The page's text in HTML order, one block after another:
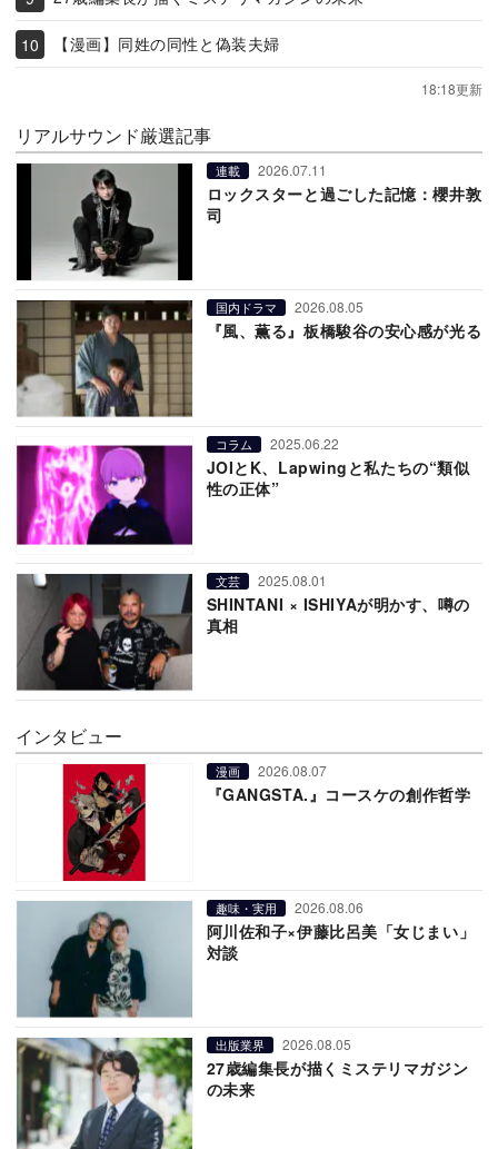
【漫画】同姓の同性と偽装夫婦
18:18更新
リアルサウンド厳選記事
連載 2026.07.11
ロックスターと過ごした記憶：櫻井敦
司
国内ドラマ 2026.08.05
『風、薫る』板橋駿谷の安心感が光る
コラム 2025.06.22
JOIとK、Lapwingと私たちの“類似
性の正体”
文芸 2025.08.01
SHINTANI × ISHIYAが明かす、噂の
真相
インタビュー
漫画 2026.08.07
『GANGSTA.』コースケの創作哲学
趣味・実用 2026.08.06
阿川佐和子×伊藤比呂美「女じまい」
対談
出版業界 2026.08.05
27歳編集長が描くミステリマガジン
の未来